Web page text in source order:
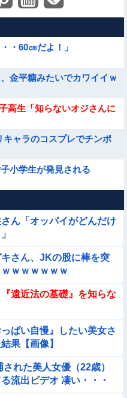
・60㎝だよ！」
金平糖みたいでカワイイｗ
高生「知らないオジさんに
キャラのコスプレでチンポ
小学生が発見される
否か判定たのむ！！
弾』の『再現動画』がこち
が隣りの車両いる。。。」
ンス』が気持ち悪い🤮
……
合えますかｗｗｗｗｗｗｗ
さん「オッパイがどんだけ
キさん、JKの股に棒を突
ｗｗｗｗｗｗ
『遠近法の基礎』を知らな
ぱい自慢』したい美女さ
果【画像】
された美人女優（22歳）
流出ビデオ 凄い・・・